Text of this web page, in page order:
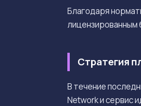
Благодаря
лицензированным
Стратегия
В течение
Network и сервис